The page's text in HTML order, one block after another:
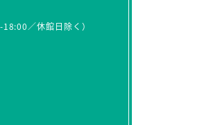
／休館日除く）